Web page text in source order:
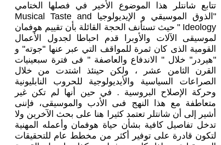
تتابع شانتلر هذا الموضوع الأخير في فصلها الختامي
"الذوق الموسيقي و الإيديولوجيا Musical Taste and
Ideology " حيث تستأنف الحجة القائلة بأن تقييم هوفمان
لموسيقى الآلات والأوبرا قدم احباطا لجدول الأعمال
القومية الذى كان ثمرة للمواقف التي عبر عنها "جوته" و
"هيردر" خلال " الاندفاع والعاصفة " فى فترة سبعينيات
القرن الثامن عشر ، ولكن حينئذ اشتدت من خلال
الصراعات السياسية والأيديولوجية للحروب النابليونية
وحركة الإصلاح البروسية . في حين أنها لم تكن غير
متعاطفة مع هذا النهج فىى الأدب والموسيقى، فإننى
أشير إلى أن شانتلر تعتمد كثيرا هنا على بحث الآخرين ولا
تدخل تفاصيل كافية بشأن حياة هوفمان وأعمله المهنية
لتكون قادرة على توفير أكثر من مخطط عام للتحقيقات